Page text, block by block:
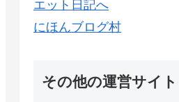
にほんブログ村
その他の運営サイト